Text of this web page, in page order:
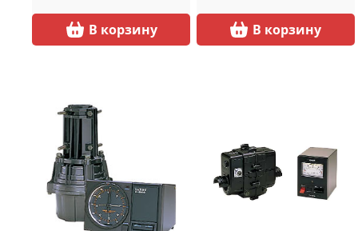
В корзину В корзину